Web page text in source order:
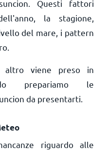
Questi fattori
la stagione,
del mare, i pattern
viene preso in
prepariamo le
da presentarti.
riguardo alle